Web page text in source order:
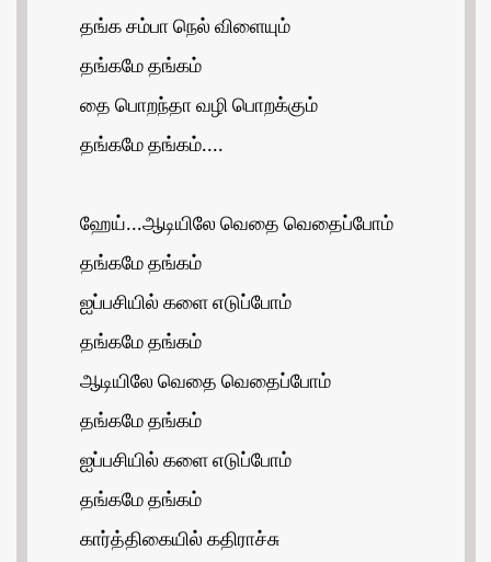
தங்க சம்பா நெல் விளையும்
தங்கமே தங்கம்
தை பொறந்தா வழி பொறக்கும்
தங்கமே தங்கம்....
ஹேய்...ஆடியிலே வெதை வெதைப்போம்
தங்கமே தங்கம்
ஐப்பசியில் களை எடுப்போம்
தங்கமே தங்கம்
ஆடியிலே வெதை வெதைப்போம்
தங்கமே தங்கம்
ஐப்பசியில் களை எடுப்போம்
தங்கமே தங்கம்
கார்த்திகையில் கதிராச்சு